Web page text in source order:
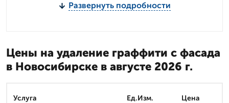
Развернуть подробности
Цены на удаление граффити с фасада
в Новосибирске в августе 2026 г.
Услуга Ед.Изм. Цена